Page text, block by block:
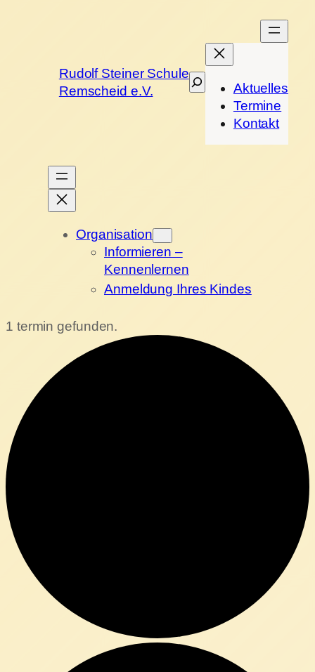
Rudolf Steiner Schule
Remscheid e.V.
Suchen
Aktuelles
Termine
Kontakt
Organisation
Informieren –
Kennenlernen
Anmeldung Ihres Kindes
1 termin gefunden.